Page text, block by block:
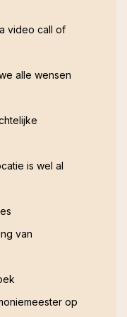
video call of
alle wensen
is wel al
van
op